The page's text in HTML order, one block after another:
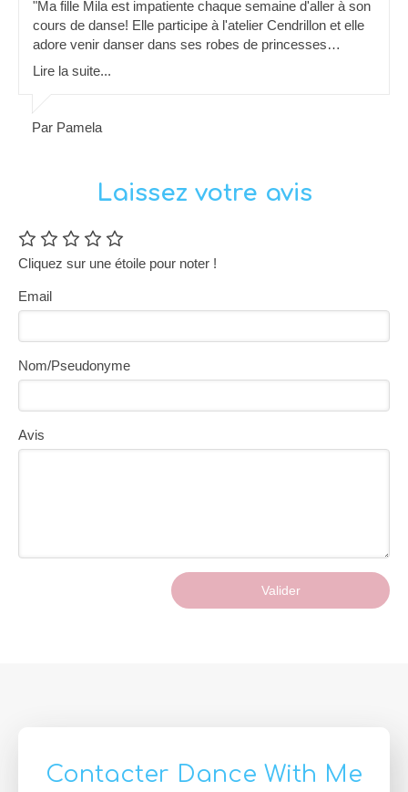
"Ma fille Mila est impatiente chaque semaine d'aller à son
cours de danse! Elle participe à l'atelier Cendrillon et elle
adore venir danser dans ses robes de princesses
préférées. Mélissa est adorable avec les enfants et est un
Lire la suite...
Par Pamela
Laissez votre avis
Cliquez sur une étoile pour noter !
Email
Nom/Pseudonyme
Avis
Valider
Contacter Dance With Me